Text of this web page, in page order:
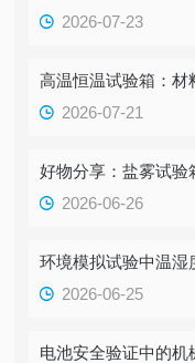
2026-07-23
高温恒温试验箱：材
2026-07-21
好物分享：盐雾试验
2026-06-26
环境模拟试验中温湿
2026-06-25
电池安全验证中的机